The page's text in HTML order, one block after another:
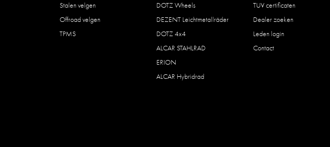
Stalen velgen
Offroad velgen
TPMS
DOTZ Wheels
DEZENT Leichtmetallräder
DOTZ 4x4
ALCAR STAHLRAD
ERION
ALCAR Hybridrad
TUV certificaten
Dealer zoeken
Leden login
Contact